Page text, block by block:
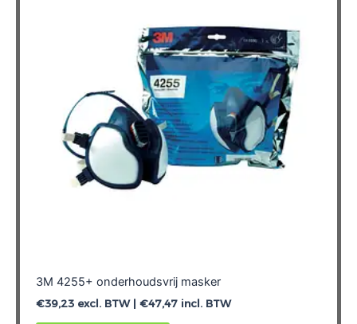
3M 4255+ onderhoudsvrij masker
€39,23excl. BTW | €47,47incl. BTW